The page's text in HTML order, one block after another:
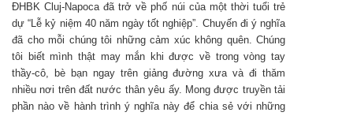
ĐHBK Cluj-Napoca đã trở về phố núi của một thời tuổi trẻ
dự “Lễ kỷ niệm 40 năm ngày tốt nghiệp”. Chuyến đi ý nghĩa
đã cho mỗi chúng tôi những cảm xúc không quên. Chúng
tôi biết mình thật may mắn khi được về trong vòng tay
thầy-cô, bè bạn ngay trên giảng đường xưa và đi thăm
nhiều nơi trên đất nước thân yêu ấy. Mong được truyền tải
phần nào về hành trình ý nghĩa này để chia sẻ với những